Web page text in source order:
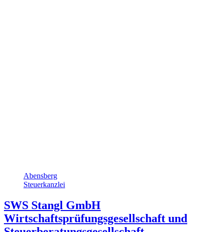
Abensberg
Steuerkanzlei
SWS Stangl GmbH
Wirtschaftsprüfungsgesellschaft und